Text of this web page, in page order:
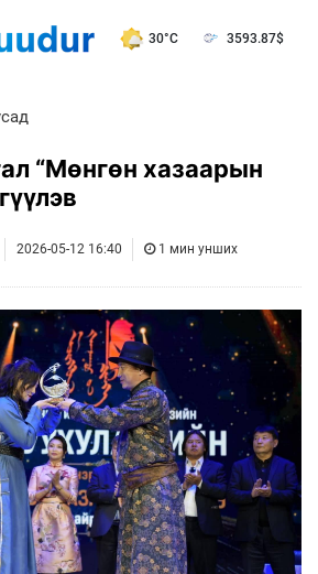
30°C 3593.87$
“Мөнгөн хазаарын
2026-05-12 16:40 1 мин унших